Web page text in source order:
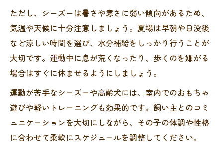
ただし、シーズーは暑さや寒さに弱い傾向があるため、
気温や天候に十分注意しましょう。夏場は早朝や日没後
など涼しい時間を選び、水分補給をしっかり行うことが
大切です。運動中に息が荒くなったり、歩くのを嫌がる
場合はすぐに休ませるようにしましょう。
運動が苦手なシーズーや高齢犬には、室内でのおもちゃ
遊びや軽いトレーニングも効果的です。飼い主とのコミ
ュニケーションを大切にしながら、その子の体調や性格
に合わせて柔軟にスケジュールを調整してください。